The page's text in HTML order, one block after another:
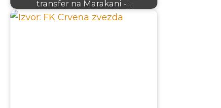
transfer na Marakani -…